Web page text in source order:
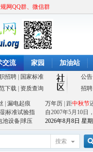
网QQ群、微信群
交流 家园 加油站
招聘 国家标准 公告
下载| 资质查询 招聘|
漏电起痕
|标准试验指
池设备球压
万年历 | 距中秋节
自2007年5月10日
2026年8月8日 星
搜索